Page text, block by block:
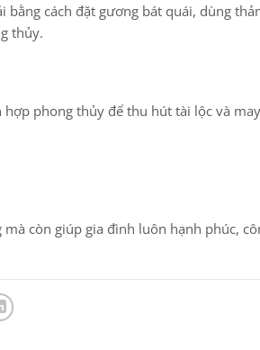
bằng cách đặt gương bát quái, dùng
thủy.
hợp phong thủy để thu hút tài lộc và
còn giúp gia đình luôn hạnh phúc,